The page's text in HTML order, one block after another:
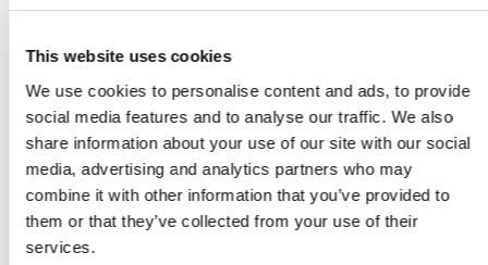
This website uses cookies
We use cookies to personalise content and ads, to provide
social media features and to analyse our traffic. We also
share information about your use of our site with our social
media, advertising and analytics partners who may
combine it with other information that you’ve provided to
them or that they’ve collected from your use of their
services.
распространенности ВИЧ в Мьянме, и страновой
представитель организации «Врачи без границ –
Голландия» (AZG) в Мьянме д-р Фрэнк Смитиус.
«На этом заседании был отмечен прогресс,
достигнутый в последние годы в Мьянме и
продемонстрировавший, что услуги нуждающимся
могут быть предоставлены, однако было также
подчеркнуто, что низкий охват требует повышенной